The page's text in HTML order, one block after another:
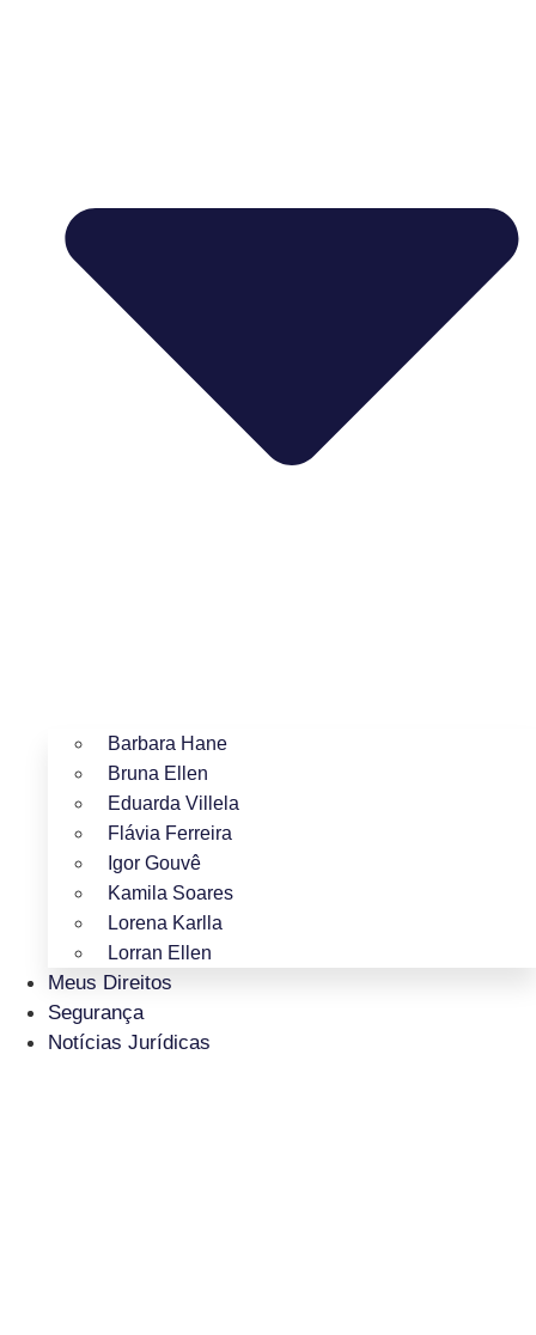
Barbara Hane
Bruna Ellen
Eduarda Villela
Flávia Ferreira
Igor Gouvê
Kamila Soares
Lorena Karlla
Lorran Ellen
Meus Direitos
Segurança
Notícias Jurídicas